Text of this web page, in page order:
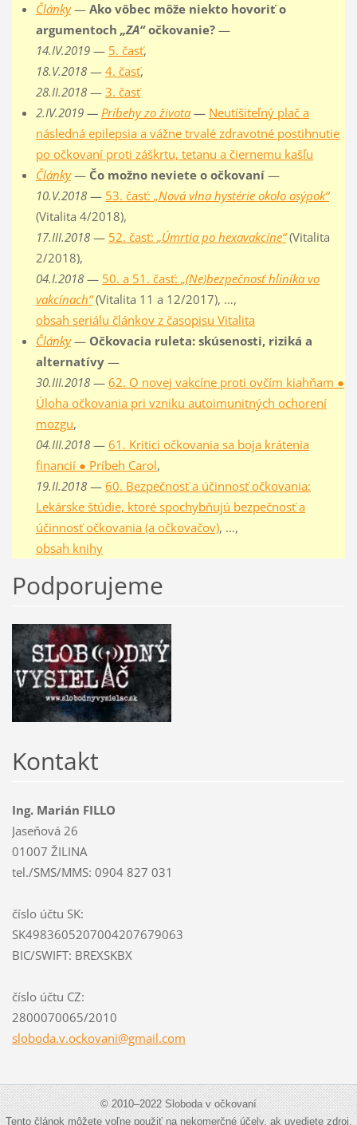
Články— Ako vôbec môže niekto hovoriť o
argumentoch „ZA“očkovanie?—
14.IV.2019— 5. časť,
18.V.2018— 4. časť,
28.II.2018— 3. časť
2.IV.2019 — Príbehy zo života— Neutíšiteľný plač a
následná epilepsia a vážne trvalé zdravotné postihnutie
po očkovaní proti záškrtu, tetanu a čiernemu kašľu
Články— Čo možno neviete o očkovaní—
10.V.2018— 53. časť: „Nová vlna hystérie okolo osýpok“
(Vitalita 4/2018),
17.III.2018— 52. časť: „Úmrtia po hexavakcíne“(Vitalita
2/2018),
04.I.2018— 50. a 51. časť: „(Ne)bezpečnosť hliníka vo
vakcínach“(Vitalita 11 a 12/2017), …,
obsah seriálu článkov z časopisu Vitalita
Články— Očkovacia ruleta: skúsenosti, riziká a
alternatívy—
30.III.2018— 62. O novej vakcíne proti ovčím kiahňam ●
Úloha očkovania pri vzniku autoimunitných ochorení
mozgu,
04.III.2018— 61. Kritici očkovania sa boja krátenia
financií ● Príbeh Carol,
19.II.2018— 60. Bezpečnosť a účinnosť očkovania:
Lekárske štúdie, ktoré spochybňujú bezpečnosť a
účinnosť očkovania (a očkovačov), …,
obsah knihy
Podporujeme
Kontakt
Ing. Marián FILLO
Jaseňová 26
01007 ŽILINA
tel./SMS/MMS: 0904 827 031
číslo účtu SK:
SK4983605207004207679063
BIC/SWIFT: BREXSKBX
číslo účtu CZ:
2800070065/2010
sloboda.v.ockovani@gmail.com
© 2010–2022 Sloboda v očkovaní
Tento článok môžete voľne použiť na nekomerčné účely, ak uvediete zdroj.